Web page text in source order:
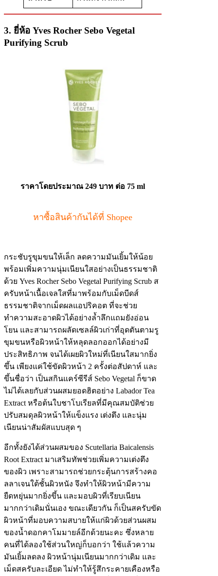
3. ยี่ห้อ Yves Rocher Sebo Vegetal
Purifying Scrub
ราคาโดยประมาณ 249 บาท ต่อ 75 ml
หาซื้อสินค้ากันได้ที่ Shopee
กระชับรูขุมขนให้เล็ก ลดความมันเยิ้มให้น้อย
พร้อมเพิ่มความนุ่มเนียนใสอย่างเป็นธรรมชาติ
ด้วย Yves Rocher Sebo Vegetal Purifying Scrub ส
ครับหน้าเนื้อเจลใสที่มาพร้อมกับเม็ดบีดส์
ธรรมชาติจากเม็ดผลแอปริคอต ที่จะช่วย
ทำความสะอาดผิวได้อย่างล้ำลึกแถมยังอ่อน
โยน และสามารถผลัดเซลล์ผิวเก่าที่อุดตันตามรู
ขุมขนหรือผิวหน้าให้หลุดลอกออกได้อย่างมี
ประสิทธิภาพ จนได้เผยผิวใหม่ที่เนียนใสมากยิ่ง
ขึ้น เพียงแค่ใช้ขัดผิวหน้า 2 ครั้งต่อสัปดาห์ และ
ขึ้นชื่อว่า เป็นสกินแคร์ซีรีส์ Sebo Vegetal ก็ขาด
ไม่ได้เลยกับส่วนผสมยอดฮิตอย่าง Labador Tea
Extract หรือต้นใบชาโบเรียลที่มีคุณสมบัติช่วย
ปรับสมดุลผิวหน้าให้แข็งแรง เต่งตึง และนุ่ม
เนียนน่าสัมผัสแบบสุด ๆ
อีกทั้งยังได้ส่วนผสมของ Scutellaria Baicalensis
Root Extract มาเสริมทัพช่วยเพิ่มความเต่งตึง
ของผิว เพราะสามารถช่วยกระตุ้นการสร้างคอ
ลลาเจนใต้ชั้นผิวหนัง จึงทำให้ผิวหน้ามีความ
ยืดหยุ่นมากยิ่งขึ้น และมอบผิวที่เรียบเนียน
มากกว่าเดิมนั่นเอง ขณะเดียวกัน ก็เป็นสครับขัด
ผิวหน้าที่มอบความสบายให้แก่ผิวด้วยส่วนผสม
ของน้ำดอกคาโมมายล์อีกด้วยนะคะ ซึ่งหลาย
คนที่ได้ลองใช้ส่วนใหญ่ก็บอกว่า ใช้แล้วความ
มันเยิ้มลดลง ผิวหน้านุ่มเนียนมากกว่าเดิม และ
เม็ดสครับละเอียด ไม่ทำให้รู้สึกระคายเคืองหรือ